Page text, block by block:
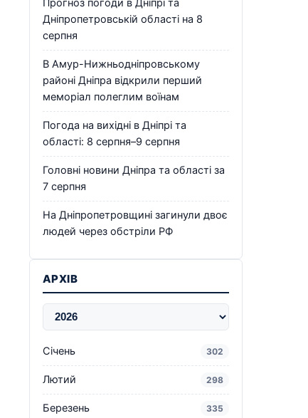
Дніпропетровській області на 8
серпня
В Амур-Нижньодніпровському
районі Дніпра відкрили перший
меморіал полеглим воїнам
Погода на вихідні в Дніпрі та
області: 8 серпня–9 серпня
Головні новини Дніпра та області за
7 серпня
На Дніпропетровщині загинули двоє
людей через обстріли РФ
АРХІВ
Січень 302
Лютий 298
Березень 335